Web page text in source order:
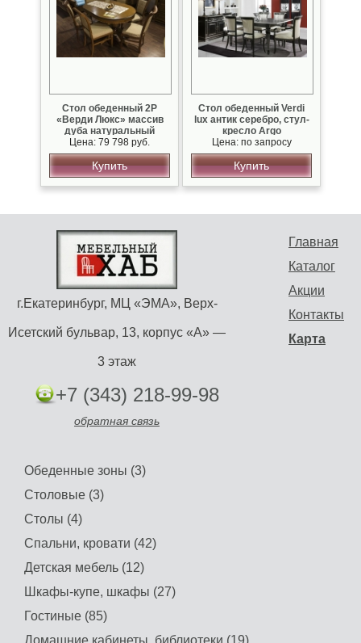
Стол обеденный 2Р
«Верди Люкс» массив
дуба натуральный
Цена: 79 798 руб.
Купить
Стол обеденный Verdi
lux антик серебро, стул-
кресло Argo
Цена: по запросу
Купить
Главная
Каталог
Акции
Контакты
Карта
г.Екатеринбург, МЦ «ЭМА», Верх-
Исетский бульвар, 13, корпус «А» —
3 этаж
+7 (343) 218-99-98
обратная связь
Обеденные зоны (3)
Столовые (3)
Столы (4)
Спальни, кровати (42)
Детская мебель (12)
Шкафы-купе, шкафы (27)
Гостиные (85)